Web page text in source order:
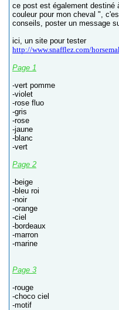
ce post est également destiné
couleur pour mon cheval ",
conseils, poster un message
ici, un site pour tester
http://www.snafflez.com/
Page 1
-vert pomme
-violet
-rose fluo
-gris
-rose
-jaune
-blanc
-vert
Page 2
-beige
-bleu roi
-noir
-orange
-ciel
-bordeaux
-marron
-marine
Page 3
-rouge
-choco ciel
-motif